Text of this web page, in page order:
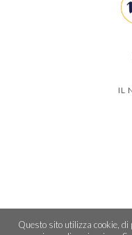
IL
Questo sito utilizza cookie,